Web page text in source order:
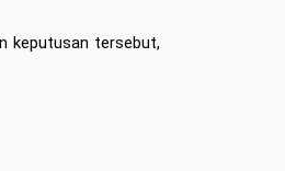
keputusan tersebut,